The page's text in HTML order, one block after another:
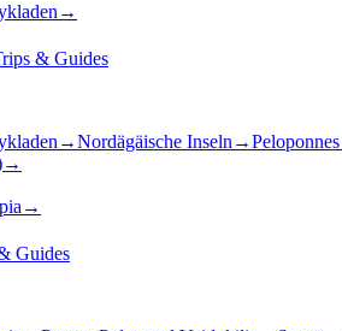
→
& Guides
→Nordägäische Inseln →Peloponnes
→
→
Guides